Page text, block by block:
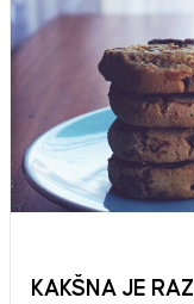
KAKŠNA JE